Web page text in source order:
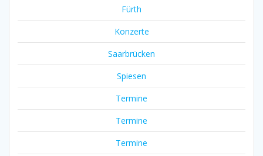
Fürth
Konzerte
Saarbrücken
Spiesen
Termine
Termine
Termine